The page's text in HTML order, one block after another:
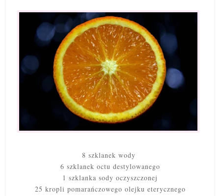
8 szklanek wody
6 szklanek octu destylowanego
1 szklanka sody oczyszczonej
25 kropli pomarańczowego olejku eterycznego